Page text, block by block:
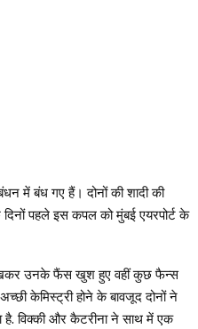
में बंध गए हैं। दोनों की शादी की
दिनों पहले इस कपल को मुंबई एयरपोर्ट के
उनके फैंस खुश हुए वहीं कुछ फैन्स
केमिस्ट्री होने के बावजूद दोनों ने
विक्की और कैटरीना ने साथ में एक